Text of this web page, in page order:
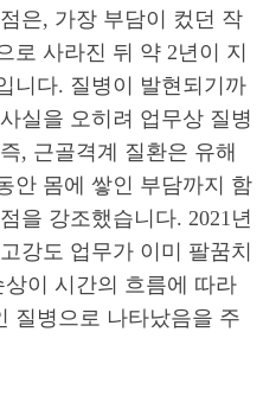
은, 가장 부담이 컸던 작
로 사라진 뒤 약 2년이 지
니다. 질병이 발현되기까
실을 오히려 업무상 질병
, 근골격계 질환은 유해
안 몸에 쌓인 부담까지 함
을 강조했습니다. 2021년
강도 업무가 이미 팔꿈치
이 시간의 흐름에 따라
질병으로 나타났음을 주